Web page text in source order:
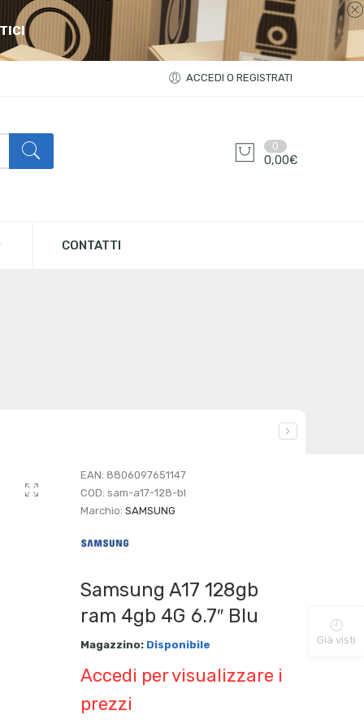
ACCEDI O REGISTRATI
0
0,00€
CONTATTI
EAN: 8806097651147
COD:sam-a17-128-bl
Marchio:SAMSUNG
Samsung A17 128gb
ram 4gb 4G 6.7″ Blu
Magazzino: Disponibile
Accedi per visualizzare i
prezzi
Già visti